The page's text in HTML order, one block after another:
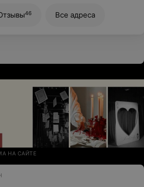
ей доверилась и только дома
из другого золота, пустотелая.
не предупреждал. Что теперь
что сама виновата, но
46 Все адреса
НА САЙТЕ